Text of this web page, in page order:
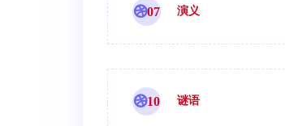
07 演义
10 谜语